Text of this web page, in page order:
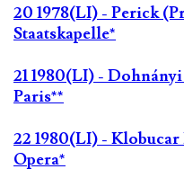
20 1978(LI) - Perick
Staatskapelle*
21 1980(LI) -
Paris**
22 1980(LI) -
Opera*